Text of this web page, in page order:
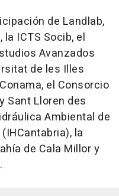
de Landlab,
ICTS Socib, el
Avanzados
de les Illes
el Consorcio
Sant Lloren des
Ambiental de
la
de Cala Millor y